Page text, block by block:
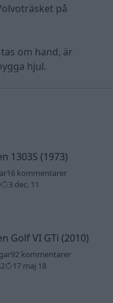
på
om hand, är
hjul.
1303S (1973)
16 kommentarer
3 dec. 11
Golf VI GTi (2010)
92 kommentarer
17 maj 18